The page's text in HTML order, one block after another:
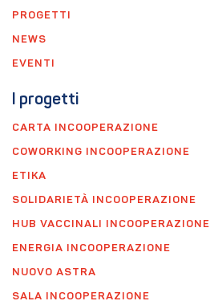
PROGETTI
NEWS
EVENTI
I progetti
CARTA INCOOPERAZIONE
COWORKING INCOOPERAZIONE
ETIKA
SOLIDARIETÀ INCOOPERAZIONE
HUB VACCINALI INCOOPERAZIONE
ENERGIA INCOOPERAZIONE
NUOVO ASTRA
SALA INCOOPERAZIONE